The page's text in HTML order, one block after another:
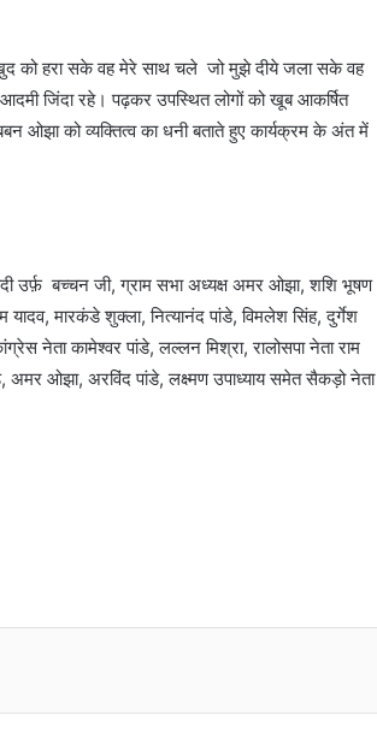
को हरा सके वह मेरे साथ चले जो मुझे दीये जला सके वह
जिंदा रहे। पढ़कर उपस्थित लोगों को खूब आकर्षित
ओझा को व्यक्तित्व का धनी बताते हुए कार्यक्रम के अंत में
उर्फ़ बच्चन जी, ग्राम सभा अध्यक्ष अमर ओझा, शशि भूषण
यादव, मारकंडे शुक्ला, नित्यानंद पांडे, विमलेश सिंह, दुर्गेश
नेता कामेश्वर पांडे, लल्लन मिश्रा, रालोसपा नेता राम
ओझा, अरविंद पांडे, लक्ष्मण उपाध्याय समेत सैकड़ो नेता